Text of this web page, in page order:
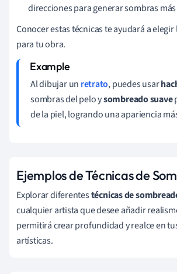
direcciones para generar sombras
Conocer estas técnicas te ayudará a elegir
para tu obra.
Al dibujar un retrato, puedes usar
sombras del pelo ysombreado suave
de la piel, logrando una apariencia
Ejemplos de Técnicas de
Explorar diferentestécnicas de
cualquier artista que desee añadir
permitirá crear profundidad y realce en
artísticas.